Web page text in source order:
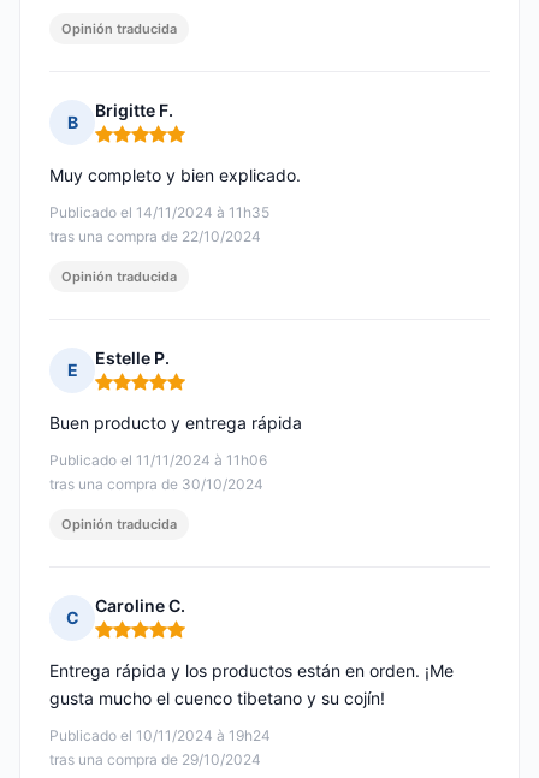
Opinión traducida
B
Brigitte F.
Nota: 5 de 5
Publicado el 14/11/2024 à 11h35
tras una compra de 22/10/2024
Muy completo y bien explicado.
Opinión traducida
E
Estelle P.
Nota: 5 de 5
Publicado el 11/11/2024 à 11h06
tras una compra de 30/10/2024
Buen producto y entrega rápida
Opinión traducida
C
Caroline C.
Nota: 5 de 5
Publicado el 10/11/2024 à 19h24
tras una compra de 29/10/2024
Entrega rápida y los productos están en orden. ¡Me
gusta mucho el cuenco tibetano y su cojín!